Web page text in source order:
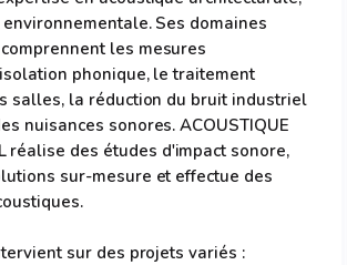
Ses domaines
les mesures
phonique, le traitement
salles, la réduction du bruit industriel
nuisances sonores. ACOUSTIQUE
réalise des études d'impact sonore,
sur-mesure et effectue des
sur des projets variés :